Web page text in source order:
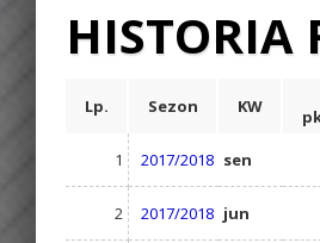
HISTORIA
Lp. Sezon KW
1
2017/2018 sen
2
2017/2018 jun